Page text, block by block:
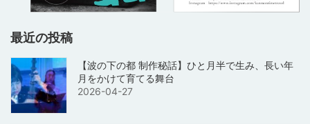
最近の投稿
【波の下の都 制作秘話】ひと月半で生み、長い年
月をかけて育てる舞台
2026-04-27